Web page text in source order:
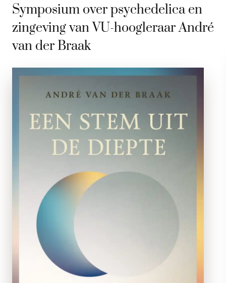
Symposium over psychedelica en
zingeving van VU-hoogleraar André
van der Braak